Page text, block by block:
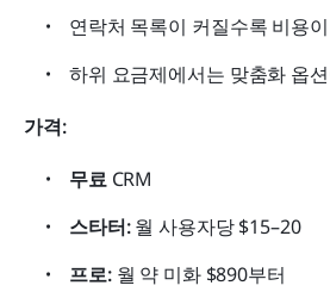
연락처 목록이 커질수록 비용
하위 요금제에서는 맞춤화 옵
가격:
무료 CRM
스타터: 월 사용자당 $15–20
프로: 월 약 미화 $890부터